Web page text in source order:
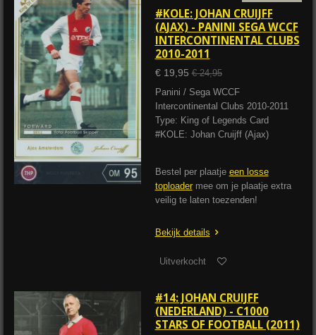
#KOLE: JOHAN CRUIJFF
(AJAX) - PANINI SEGA WCCF
INTERCONTINENTAL CLUBS
2010-2011
€ 19,95 € 24,95
Panini / Sega WCCF
Intercontinental Clubs 2010-2011
Type: King of Legends Card
#KOLE: Johan Cruijff (Ajax)
Bestel per plaatje een losse
toploadermee om je plaatje extra
veilig te laten toezenden!
Bekijk details
Uitverkocht
#14: JOHAN CRUIJFF
(NEDERLAND) - C1000
STARS OF FOOTBALL (2011)